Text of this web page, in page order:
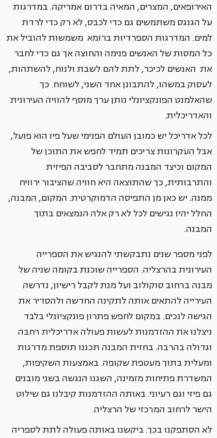
האירופאים, המצרים, המאיה בדרום אמריקה. במדרגות
על הגנגס משתמשים גם כדי לכבס, לא רק כדי לרדת
למים. המדרגות הספרדיות ברומא משמשות להוביל את
כל המסות של האנשים פנימה והחוצה אך גם כדי לחבר
את האנשים לכיכר, לתת להם לשבת ולנוח, להשתהות,
לעסוק במשהו, להתבונן אחד השני, לשוחח. כך
שהאלמנט הפונקציונלי נותן ערך מוסף להוויה העירונית
והאדריכלית.
לכל אדריכל יש כמובן העולם הפנימי שעל פיו הוא פועל,
אבל העקרונות צריכים תמיד לחפש את התוכן של
המקום וכיצד המבנה מתחבר לסביבה הפיזית
והתרבותית, כך שהתוצאה היא חוויה שהציבור ירוויח
ממנה. יש כאן מן התפיסה הדמוקרטית. המקום, המבנה,
החלל יהיו נגישים לכל לא רק אלה הנמצאים בתוך
המבנה.
לפני מספר שנים נתבקשתי להנגיש את הספרייה
העירונית בהרצליה. הספרייה שוכנת בקומה שניה של
מבנה ברחוב סוקולוב ועל מנת לקבל רישיון, נדרשה
העירייה להתאים אותה לתקינה החדשה ולהסדיר את
הגישה לנכים. במקום לחפש פתרון פונקציונלי בלבד
ניצלנו את ההזדמנות לעשות פעולה אדריכלית רחבה
וגדולה בהרבה. בחזית המבנה תכננו תוספת מדרגות
ומעלית בתוך מעטפת שקופה. באמצעות השקיפות,
המשדרת פתיחות מזמינה, השגנו הנגשה בשני מובנים
גם פיזי וגם רעיוני. באותה ההזדמנות קיבלנו גם שילוט
הישר לרחוב המרכזי של הרצליה.
לא הסתפקנו בכך. ביקשנו באותה פעולה לתת לספריה